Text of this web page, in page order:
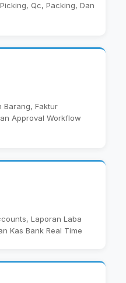
Qc, Packing, Dan
Barang, Faktur
Approval Workflow
Laporan Laba
Kas Bank Real Time